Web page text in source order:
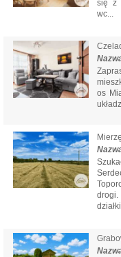
się z
wc...
os
działki.